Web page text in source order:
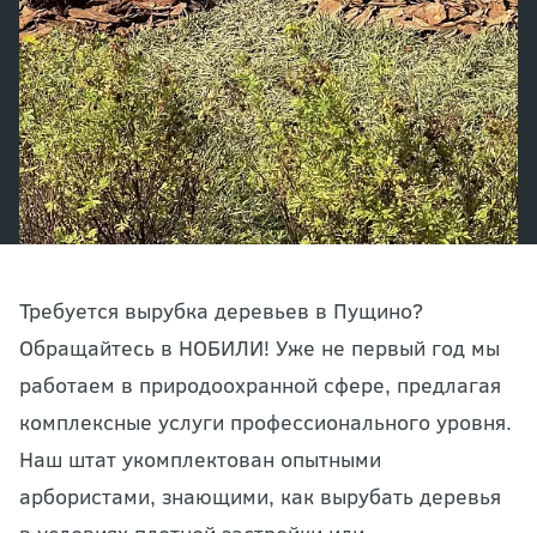
Требуется вырубка деревьев в Пущино?
Обращайтесь в НОБИЛИ! Уже не первый год мы
работаем в природоохранной сфере, предлагая
комплексные услуги профессионального уровня.
Наш штат укомплектован опытными
арбористами, знающими, как вырубать деревья